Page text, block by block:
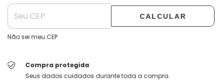
CALCULAR
Não sei meu CEP
Compra protegida
Seus dados cuidados durante toda a compra.